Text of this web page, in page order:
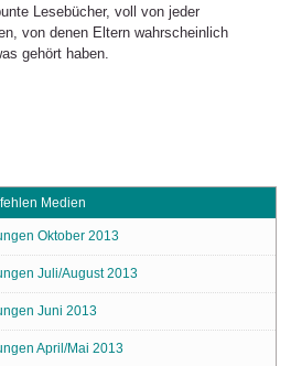
Lesebücher, voll von jeder
von denen Eltern wahrscheinlich
gehört haben.
Medien
Oktober 2013
Juli/August 2013
Juni 2013
April/Mai 2013